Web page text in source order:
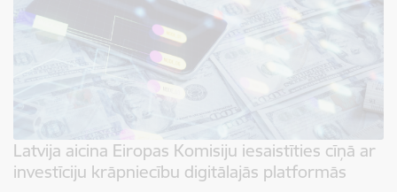
Latvija aicina Eiropas Komisiju iesaistīties cīņā ar
investīciju krāpniecību digitālajās platformās